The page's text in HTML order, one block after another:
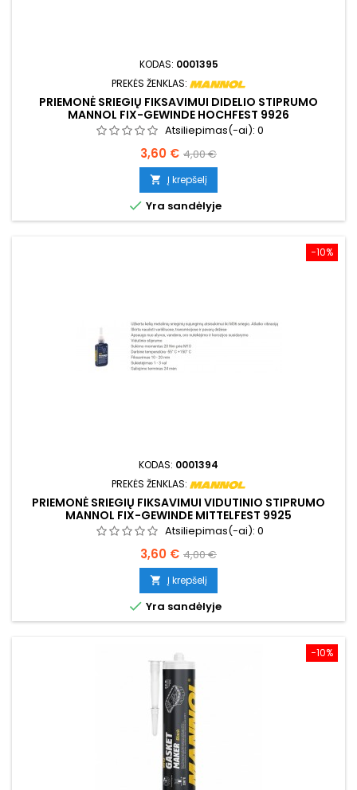
KODAS: 0001395
PREKĖS ŽENKLAS:
PRIEMONĖ SRIEGIŲ FIKSAVIMUI DIDELIO STIPRUMO
MANNOL FIX-GEWINDE HOCHFEST 9926
Atsiliepimas(-ai): 0
Kaina
3,60 € Bazinė
kaina
4,00 €
 Į krepšelį
 Yra sandėlyje
−10%
KODAS: 0001394
PREKĖS ŽENKLAS:
PRIEMONĖ SRIEGIŲ FIKSAVIMUI VIDUTINIO STIPRUMO
MANNOL FIX-GEWINDE MITTELFEST 9925
Atsiliepimas(-ai): 0
Kaina
3,60 € Bazinė
kaina
4,00 €
 Į krepšelį
 Yra sandėlyje
−10%